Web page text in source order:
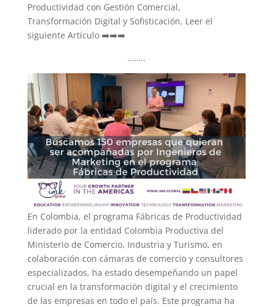
Productividad con Gestión Comercial,
Transformación Digital y Sofisticación, Leer el
siguiente Artículo ➡️➡️➡️
……..
En Colombia, el programa Fábricas de Productividad
liderado por la entidad Colombia Productiva del
Ministerio de Comercio, Industria y Turismo, en
colaboración con cámaras de comercio y consultores
especializados, ha estado desempeñando un papel
crucial en la transformación digital y el crecimiento
de las empresas en todo el país. Este programa ha